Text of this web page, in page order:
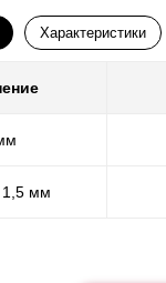
Характеристики
1,5 мм